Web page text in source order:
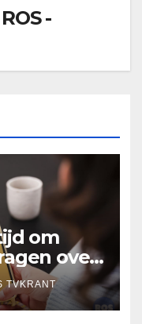
-
om
over
TVKRANT